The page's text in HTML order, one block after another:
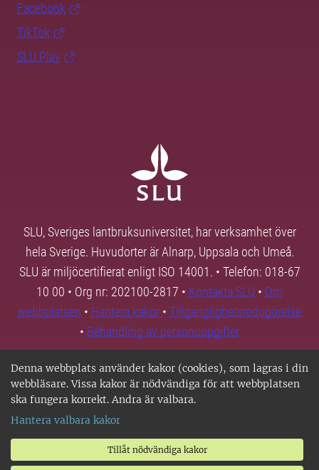
Denna webbplats använder kakor (cookies), som lagras i din
webbläsare. Vissa kakor är nödvändiga för att webbplatsen
ska fungera korrekt. Andra är valbara.
Hantera valbara kakor
Tillåt nödvändiga kakor
Facebook
TikTok
SLU Play
SLU, Sveriges lantbruksuniversitet, har verksamhet över
hela Sverige. Huvudorter är Alnarp, Uppsala och Umeå.
SLU är miljöcertifierat enligt ISO 14001. • Telefon: 018-67
10 00 • Org nr: 202100-2817 • Kontakta SLU • Om
webbplatsen • Hantera kakor • Tillgänglighetsredogörelse
• Behandling av personuppgifter